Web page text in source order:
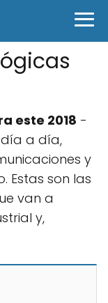
este 2018 -
a día,
y
Estas son las
van a
y,